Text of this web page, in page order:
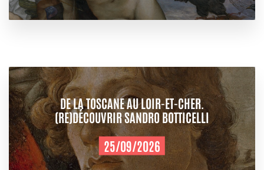
DE LA TOSCANE AU LOIR-ET-CHER.
(RE)DÉCOUVRIR SANDRO BOTTICELLI
25/09/2026